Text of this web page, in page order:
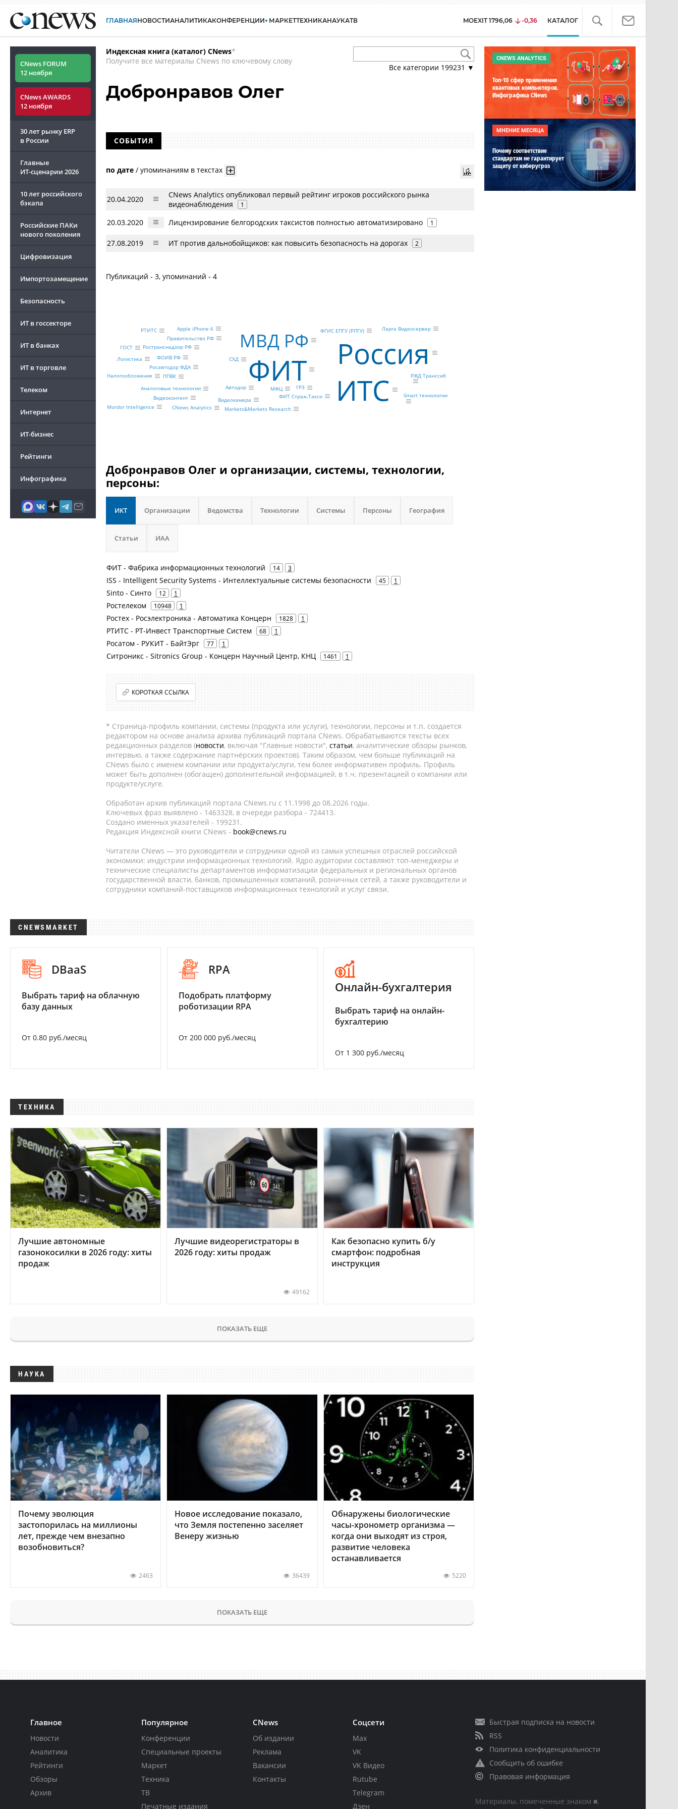
ГЛАВНАЯНОВОСТИАНАЛИТИКАКОНФЕРЕНЦИИ МАРКЕТТЕХНИКАНАУКАТВ MOEXIT 1796,06 -0,36 КАТАЛОГ
CNews FORUM
12 ноября
CNews AWARDS
12 ноября
30 лет рынку ERP
в России
Главные
ИТ-сценарии 2026
10 лет российского
бэкапа
Российские ПАКи
нового поколения
Цифровизация
Импортозамещение
Безопасность
ИТ в госсекторе
ИТ в банках
ИТ в торговле
Телеком
Интернет
ИТ-бизнес
Рейтинги
Инфографика
Индексная книга (каталог) CNews*
Получите все материалы CNews по ключевому слову
Все категории 199231 ▼
Добронравов Олег
СОБЫТИЯ
по дате / упоминаниям в текстах
20.04.2020
CNews Analytics опубликовал первый рейтинг игроков российского рынка
видеонаблюдения
1
20.03.2020 Лицензирование белгородских таксистов полностью автоматизировано 1
27.08.2019 ИТ против дальнобойщиков: как повысить безопасность на дорогах 2
Публикаций - 3, упоминаний - 4
ФИТ
ИТС
Россия
МВД РФ
Автодор
Правительство РФ
Ространснадзор РФ
ФОИВ РФ
МФЦ
Росавтодор ФДА
ППВК
Аналоговые технологии
Видеоконтент
Видеокамера
Smart технологии
СХД
РЖД Транссиб
ФИТ Страж.Такси
ГРЗ
Ларга Видеосервер
ФГИС ЕПГУ (РПГУ)
Apple iPhone 6
РТИТС
Логистика
Налогообложение
ГОСТ
Mordor Intelligence CNews Analytics Markets&Markets Research
Добронравов Олег и организации, системы, технологии,
персоны:
ИКТ Организации Ведомства Технологии Системы Персоны География
Статьи ИАА
ФИТ - Фабрика информационных технологий 14 3
ISS - Intelligent Security Systems - Интеллектуальные системы безопасности 45 1
Sinto - Синто 12 1
Ростелеком 10948 1
Ростех - Росэлектроника - Автоматика Концерн 1828 1
РТИТС - РТ-Инвест Транспортные Систем 68 1
Росатом - РУКИТ - БайтЭрг 77 1
Ситроникс - Sitronics Group - Концерн Научный Центр, КНЦ 1461 1
КОРОТКАЯ ССЫЛКА
* Страница-профиль компании, системы (продукта или услуги), технологии, персоны и т.п. создается
редактором на основе анализа архива публикаций портала CNews. Обрабатываются тексты всех
редакционных разделов (новости, включая "Главные новости", статьи, аналитические обзоры рынков,
интервью, а также содержание партнёрских проектов). Таким образом, чем больше публикаций на
CNews было с именем компании или продукта/услуги, тем более информативен профиль. Профиль
может быть дополнен (обогащен) дополнительной информацией, в т.ч. презентацией о компании или
продукте/услуге.
Обработан архив публикаций портала CNews.ru c 11.1998 до 08.2026 годы.
Ключевых фраз выявлено - 1463328, в очереди разбора - 724413.
Создано именных указателей - 199231.
Редакция Индексной книги CNews - book@cnews.ru
Читатели CNews — это руководители и сотрудники одной из самых успешных отраслей российской
экономики: индустрии информационных технологий. Ядро аудитории составляют топ-менеджеры и
технические специалисты департаментов информатизации федеральных и региональных органов
государственной власти, банков, промышленных компаний, розничных сетей, а также руководители и
сотрудники компаний-поставщиков информационных технологий и услуг связи.
CNEWSMARKET
DBaaS
Выбрать тариф на облачную
базу данных
От 0.80 руб./месяц
RPA
Подобрать платформу
роботизации RPA
От 200 000 руб./месяц
Онлайн-бухгалтерия
Выбрать тариф на онлайн-
бухгалтерию
От 1 300 руб./месяц
ТЕХНИКА
Лучшие автономные
газонокосилки в 2026 году: хиты
продаж
Лучшие видеорегистраторы в
2026 году: хиты продаж
49162
Как безопасно купить б/у
смартфон: подробная
инструкция
ПОКАЗАТЬ ЕЩЕ
НАУКА
Почему эволюция
застопорилась на миллионы
лет, прежде чем внезапно
возобновиться?
2463
Новое исследование показало,
что Земля постепенно заселяет
Венеру жизнью
36439
Обнаружены биологические
часы-хронометр организма —
когда они выходят из строя,
развитие человека
останавливается
5220
ПОКАЗАТЬ ЕЩЕ
CNEWS ANALYTICS
Топ-10 сфер применения
квантовых компьютеров.
Инфографика CNews
МНЕНИЕ МЕСЯЦА
Почему соответствие
стандартам не гарантирует
защиту от киберугроз
Главное
Новости
Аналитика
Рейтинги
Обзоры
Архив
Популярное
Конференции
Специальные проекты
Маркет
Техника
ТВ
Печатные издания
CNews
Об издании
Реклама
Вакансии
Контакты
Соцсети
Max
VK
VK Видео
Rutube
Telegram
Дзен
Быстрая подписка на новости
RSS
Политика конфиденциальности
Сообщить об ошибке
Правовая информация
Материалы, помеченные знаком ■,